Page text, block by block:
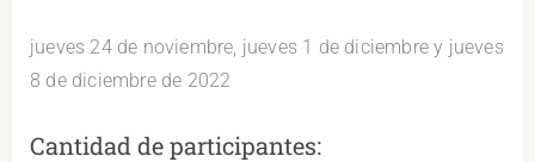
jueves 24 de noviembre, jueves 1 de diciembre y jueves
8 de diciembre de 2022
Cantidad de participantes: